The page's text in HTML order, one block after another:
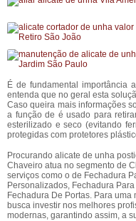
É de fundamental importância
entenda que no geral esta
Caso queira mais informações
a função de é usado para
esterilizado e seco (evitando
protegidas com protetores
Procurando alicate de unha
Chaveiro atua no segmento de
serviços como o de Fechadura
Personalizados, Fechadura
Fechadura De Portas. Para
busca investir nos melhores
modernas, garantindo assim, a